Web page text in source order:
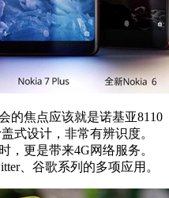
焦点应该就是诺基亚8110
式设计，非常有辨识度。
，更是带来4G网络服务。
、谷歌系列的多项应用。